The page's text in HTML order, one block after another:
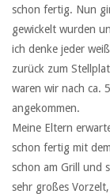
schon fertig. Nun
gewickelt wurden
ich denke jeder
zurück zum
waren wir nach ca.
angekommen.
Meine Eltern
schon fertig mit
schon am Grill und
sehr großes